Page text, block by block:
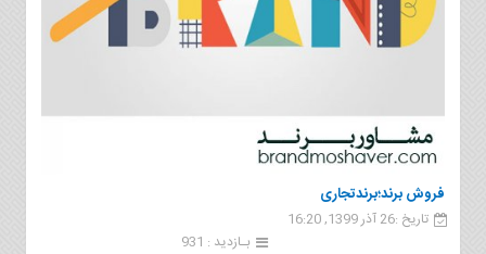
فروش برند؛برندتجاری
تاریخ :26 آذر 1399, 16:20
بـازدید : 931